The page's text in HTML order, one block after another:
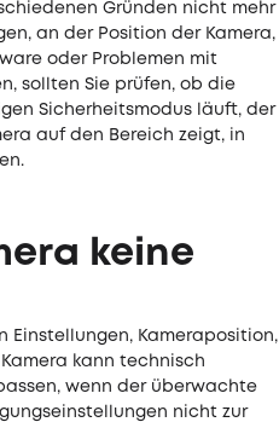
Gründen nicht mehr
an der Position der Kamera,
oder Problemen mit
sollten Sie prüfen, ob die
Sicherheitsmodus läuft, der
auf den Bereich zeigt, in
keine
Einstellungen, Kameraposition,
kann technisch
wenn der überwachte
nicht zur